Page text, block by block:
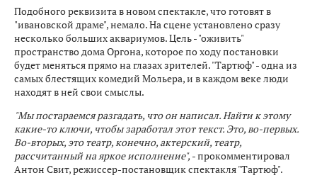
Подобного реквизита в новом спектакле, что готовят в
"ивановской драме", немало. На сцене установлено сразу
несколько больших аквариумов. Цель - "оживить"
пространство дома Оргона, которое по ходу постановки
будет меняться прямо на глазах зрителей. "Тартюф" - одна из
самых блестящих комедий Мольера, и в каждом веке люди
находят в ней свои смыслы.
"Мы постараемся разгадать, что он написал. Найти к этому
какие-то ключи, чтобы заработал этот текст. Это, во-первых.
Во-вторых, это театр, конечно, актерский, театр,
рассчитанный на яркое исполнение", - прокомментировал
Антон Свит, режиссер-постановщик спектакля "Тартюф".